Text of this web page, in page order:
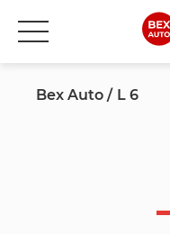
Bex Auto L 6